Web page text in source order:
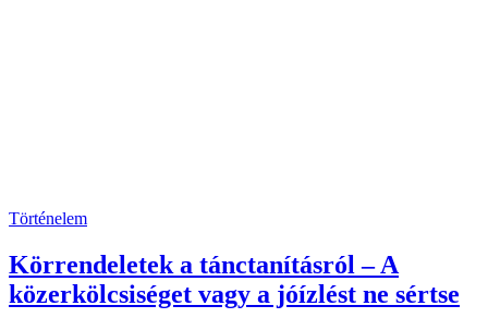
Történelem
Körrendeletek a tánctanításról – A
közerkölcsiséget vagy a jóízlést ne sértse